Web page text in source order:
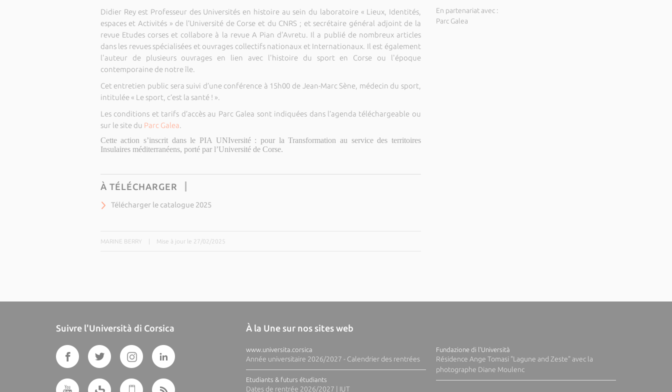
Didier Rey est Professeur des Universités en histoire au sein du laboratoire « Lieux, Identités,
espaces et Activités » de l’Université de Corse et du CNRS ; et secrétaire général adjoint de la
revue Etudes corses et collabore à la revue A Pian d'Avretu. Il a publié de nombreux articles
dans les revues spécialisées et ouvrages collectifs nationaux et Internationaux. Il est également
l'auteur de plusieurs ouvrages en lien avec l'histoire du sport en Corse ou l'époque
contemporaine de notre île.
Cet entretien public sera suivi d’une conférence à 15h00 de Jean-Marc Sène, médecin du sport,
intitulée « Le sport, c’est la santé ! ».
Les conditions et tarifs d’accès au Parc Galea sont indiquées dans l’agenda téléchargeable ou
sur le site du Parc Galea.
Cette action s’inscrit dans le PIA UNIversité : pour la Transformation au service des territoires
Insulaires méditerranéens, porté par l’Université de Corse.
À TÉLÉCHARGER
Télécharger le catalogue 2025
MARINE BERRY Mise à jour le 27/02/2025
En partenariat avec :
Parc Galea
Suivre l'Università di Corsica À la Une sur nos sites web
www.universita.corsica
Année universitaire 2026/2027 - Calendrier des rentrées
Etudiants & futurs étudiants
Dates de rentrée 2026/2027 | IUT
Fundazione di l'Università
Résidence Ange Tomasi "Lagune and Zeste" avec la
photographe Diane Moulenc